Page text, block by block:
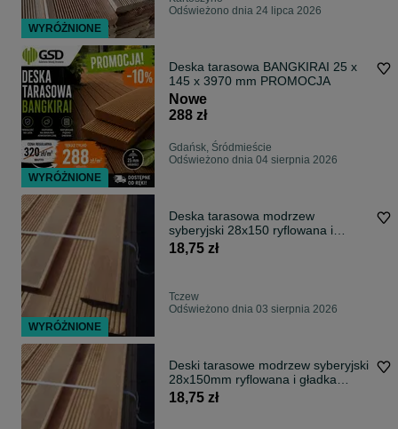
Odświeżono dnia 24 lipca 2026
Deska tarasowa BANGKIRAI 25 x
145 x 3970 mm PROMOCJA
Nowe
288 zł
Gdańsk, Śródmieście
Odświeżono dnia 04 sierpnia 2026
Deska tarasowa modrzew
syberyjski 28x150 ryflowana i
gładka TRANSPORT
18,75 zł
Tczew
Odświeżono dnia 03 sierpnia 2026
Deski tarasowe modrzew syberyjski
28x150mm ryflowana i gładka
deska
18,75 zł
WYRÓŻNIONE
WYRÓŻNIONE
WYRÓŻNIONE